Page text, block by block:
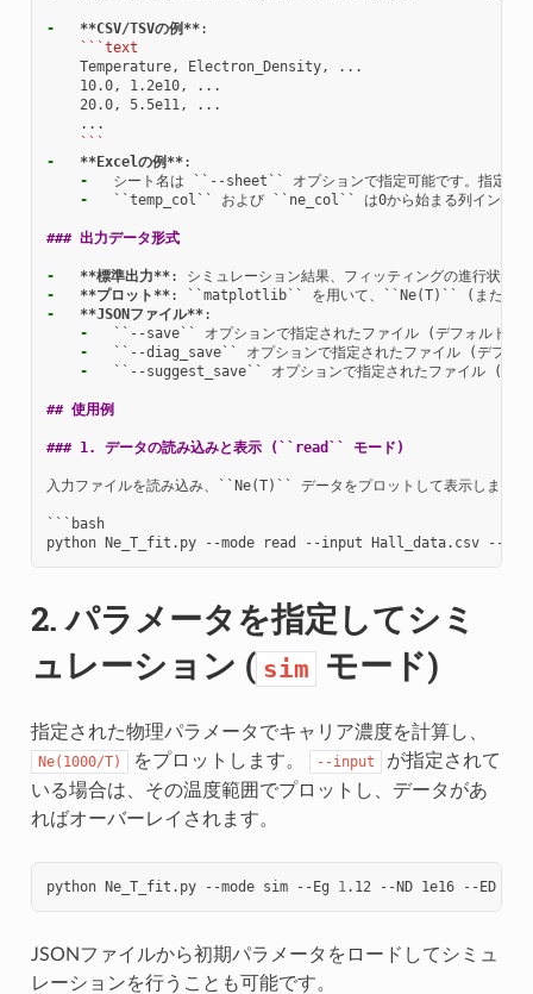
- **CSV/TSVの例**
    ```text
    Temperature, Electron_Density, ...
    10.0, 1.2e10, ...
    20.0, 5.5e11, ...
    ```
-
**Excelの例**
-
-
``temp_col`` および ``ne_col`` は0から始まる列インデッ
### 出力データ形式
-
**標準出力**
-
**プロット**
-
**JSONファイル**
-
-
-
``--suggest_save`` オプションで指定されたファイル (デ
## 使用例
### 1. データの読み込みと表示 (``read`` モード)
入力ファイルを読み込み、``Ne(T)`` データをプロットして表示します。
```bash
2. パラメータを指定してシミ
ュレーション ( sim モード)
指定された物理パラメータでキャリア濃度を計算し、
Ne(1000/T) をプロットします。 --input
が指定されて
いる場合は、その温度範囲でプロットし、データがあ
ればオーバーレイされます。
python Ne_T_fit.py --mode sim --Eg 1.12 --ND 1e16 --ED
JSONファイルから初期パラメータをロードしてシミュ
レーションを行うことも可能です。